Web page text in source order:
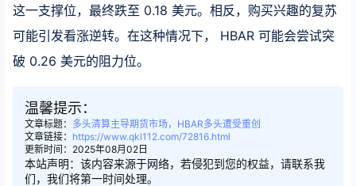
这一支撑位，最终跌至 0.18 美元。相反，购买兴趣的复苏
可能引发看涨逆转。在这种情况下， HBAR 可能会尝试突
破 0.26 美元的阻力位。
温馨提示：
文章标题： 多头清算主导期货市场，HBAR多头遭受重创
文章链接： https://www.qkl112.com/72816.html
更新时间：2025年08月02日
本站声明：该内容来源于网络，若侵犯到您的权益，请联系我
们，我们将第一时间处理。